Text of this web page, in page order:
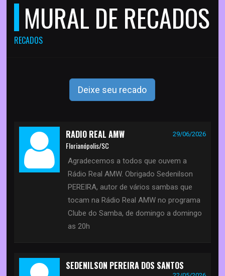
MURAL DE RECADOS
RECADOS
Deixe seu recado
RADIO REAL AMW 29/06/2026
Florianópolis/SC
Agradecemos a todos que ouvem a
Rádio Real AMW. Obrigado Sedenilson
PEREIRA, autor de vários sambas que
tocam na Rádio Real AMW no programa
Clube do Samba, de domingo a domingo
as 20h
SEDENILSON PEREIRA DOS SANTOS